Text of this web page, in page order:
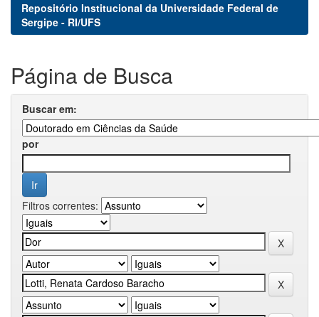
Repositório Institucional da Universidade Federal de
Sergipe - RI/UFS
Página de Busca
Buscar em:
por
Filtros correntes: